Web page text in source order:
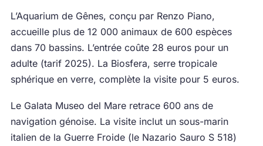
L’Aquarium de Gênes, conçu par Renzo Piano,
accueille plus de 12 000 animaux de 600 espèces
dans 70 bassins. L’entrée coûte 28 euros pour un
adulte (tarif 2025). La Biosfera, serre tropicale
sphérique en verre, complète la visite pour 5 euros.
Le Galata Museo del Mare retrace 600 ans de
navigation génoise. La visite inclut un sous-marin
italien de la Guerre Froide (le Nazario Sauro S 518)